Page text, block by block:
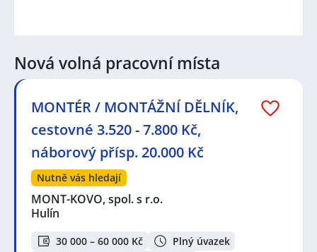
Nová volná pracovní místa
MONTÉR / MONTÁŽNÍ DĚLNÍK,
cestovné 3.520 - 7.800 Kč,
náborový přísp. 20.000 Kč
Nutně vás hledají
MONT-KOVO, spol. s r.o.
Hulín
30 000 – 60 000 Kč
Plný úvazek